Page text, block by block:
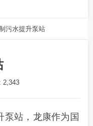
污水提升泵站
2,343
泵站，龙康作为国